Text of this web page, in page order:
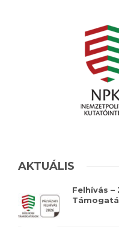
AKTUÁLIS
Felhívás